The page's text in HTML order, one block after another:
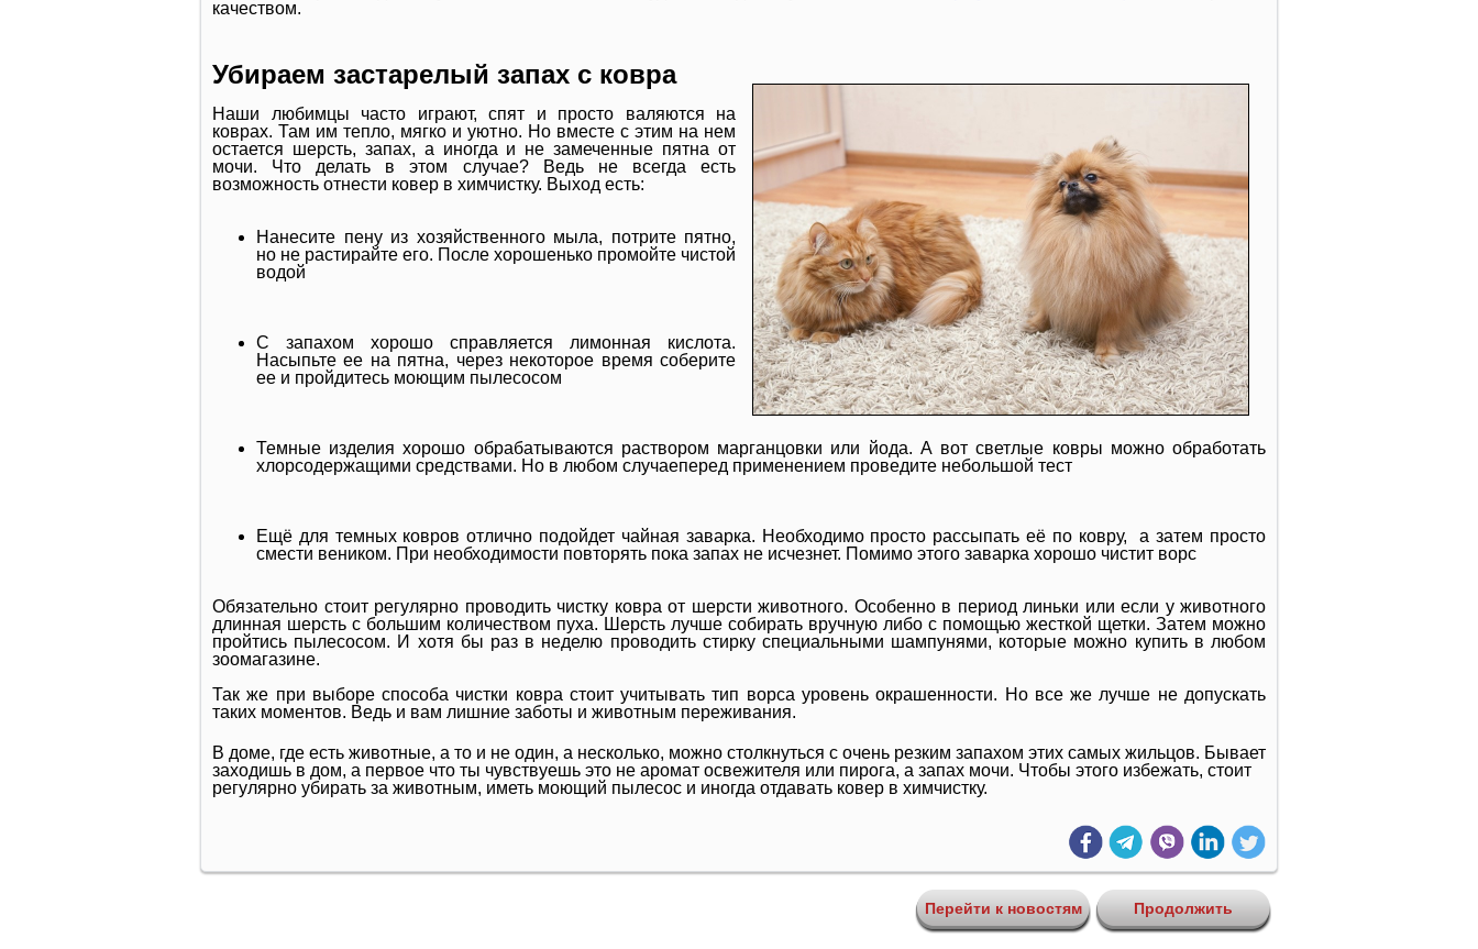
качеством.
Убираем застарелый запах с ковра
Наши любимцы часто играют, спят и просто валяются на
коврах. Там им тепло, мягко и уютно. Но вместе с этим на нем
остается шерсть, запах, а иногда и не замеченные пятна от
мочи. Что делать в этом случае? Ведь не всегда есть
возможность отнести ковер в химчистку. Выход есть:
Нанесите пену из хозяйственного мыла, потрите пятно,
но не растирайте его. После хорошенько промойте чистой
водой
С запахом хорошо справляется лимонная кислота.
Насыпьте ее на пятна, через некоторое время соберите
ее и пройдитесь моющим пылесосом
Темные изделия хорошо обрабатываются раствором марганцовки или йода. А вот светлые ковры можно обработать
хлорсодержащими средствами. Но в любом случаеперед применением проведите небольшой тест
Ещё для темных ковров отлично подойдет чайная заварка. Необходимо просто рассыпать её по ковру, а затем просто
смести веником. При необходимости повторять пока запах не исчезнет. Помимо этого заварка хорошо чистит ворс
Обязательно стоит регулярно проводить чистку ковра от шерсти животного. Особенно в период линьки или если у животного
длинная шерсть с большим количеством пуха. Шерсть лучше собирать вручную либо с помощью жесткой щетки. Затем можно
пройтись пылесосом. И хотя бы раз в неделю проводить стирку специальными шампунями, которые можно купить в любом
зоомагазине.
Так же при выборе способа чистки ковра стоит учитывать тип ворса уровень окрашенности. Но все же лучше не допускать
таких моментов. Ведь и вам лишние заботы и животным переживания.
В доме, где есть животные, а то и не один, а несколько, можно столкнуться с очень резким запахом этих самых жильцов. Бывает
заходишь в дом, а первое что ты чувствуешь это не аромат освежителя или пирога, а запах мочи. Чтобы этого избежать, стоит
регулярно убирать за животным, иметь моющий пылесос и иногда отдавать ковер в химчистку.
Перейти к новостям Продолжить